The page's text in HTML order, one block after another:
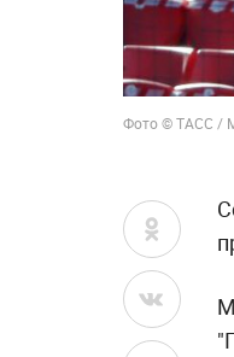
Фото © ТАСС /